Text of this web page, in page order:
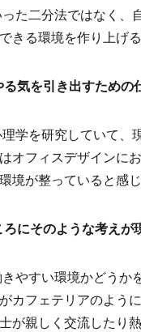
た二分法ではなく
きる環境を作り上げ
気を引き出すための
学を研究していて
オフィスデザインに
境が整っていると感じ
にそのような考えが
やすい環境かどうか
カフェテリアのよう
が親しく交流したり